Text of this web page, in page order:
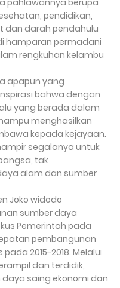
pahlawannya berupa
pendidikan,
dan darah pendahulu
hamparan permadani
rengkuhan kelambu
apapun yang
bahwa dengan
yang berada dalam
menghasilkan
kepada kejayaan.
segalanya untuk
tak
alam dan sumber
Joko widodo
sumber daya
Pemerintah pada
pembangunan
2015-2018. Melalui
dan terdidik,
saing ekonomi dan